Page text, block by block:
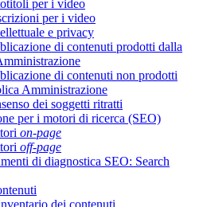
per i video
per i video
e privacy
di contenuti prodotti dalla
di contenuti non prodotti
Amministrazione
dei soggetti ritratti
per i motori di ricerca (SEO)
on-page
off-page
di diagnostica SEO: Search
dei contenuti